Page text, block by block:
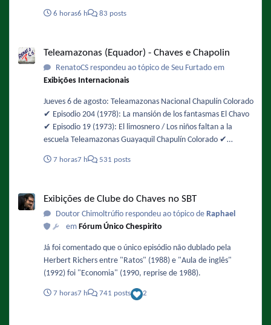
com possibilidade de queda de árvores. Os ventos devem
https://oglobo.globo.com/rio/noticia/2026/08/06/rajadas-de-
vento-mais-intensas-sao-esperadas-entre-12h-e-18h-desta-
6 horas6 h 83 posts
Teleamazonas (Equador) - Chaves e Chapolin
RenatoCS respondeu ao tópico de Seu Furtado em
Exibições Internacionais
Jueves 6 de agosto: Teleamazonas Nacional Chapulín Colorado
✔️ Episodio 204 (1978): La mansión de los fantasmas El Chavo
✔️ Episodio 19 (1973): El limosnero / Los niños faltan a la
escuela Teleamazonas Guayaquil Chapulín Colorado ✔️
paralizadora El Chavo ✔️ Episodio 105 (1975): La fuente de los
7 horas7 h 531 posts
Exibições de Clube do Chaves no SBT
Doutor Chimoltrúfio respondeu ao tópico de Raphael
em Fórum Único Chespirito
Já foi comentado que o único episódio não dublado pela
Herbert Richers entre "Ratos" (1988) e "Aula de inglês"
(1992) foi "Economia" (1990, reprise de 1988).
7 horas7 h 741 posts 2